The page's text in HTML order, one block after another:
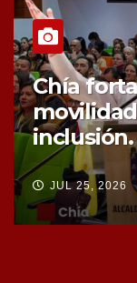
Chía
sus
compra
JUL 25, 2026